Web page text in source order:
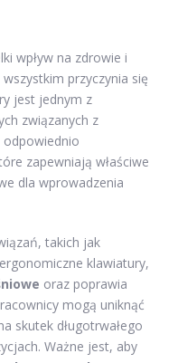
wpływ na zdrowie i
przyczynia się
jest jednym z
związanych z
odpowiednio
zapewniają właściwe
dla wprowadzenia
takich jak
klawiatury,
oraz poprawia
mogą uniknąć
skutek długotrwałego
Ważne jest, aby